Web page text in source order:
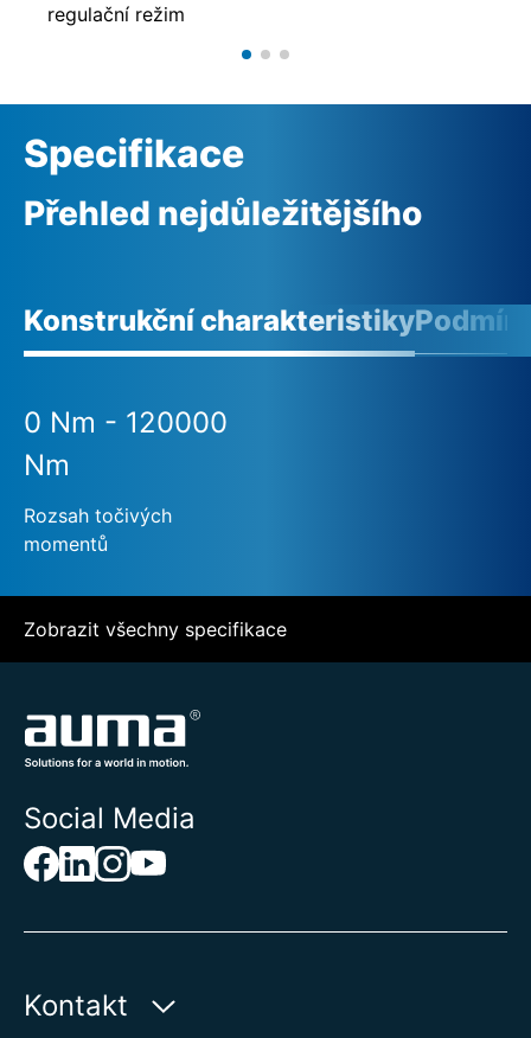
regulační režim
Specifikace
Přehled nejdůležitějšího
Konstrukční charakteristiky
0 Nm - 120000
Nm
Rozsah točivých
momentů
Zobrazit všechny specifikace
Social Media
Kontakt